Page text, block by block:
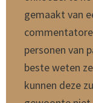
gemaakt van
personen van
beste weten
kunnen deze